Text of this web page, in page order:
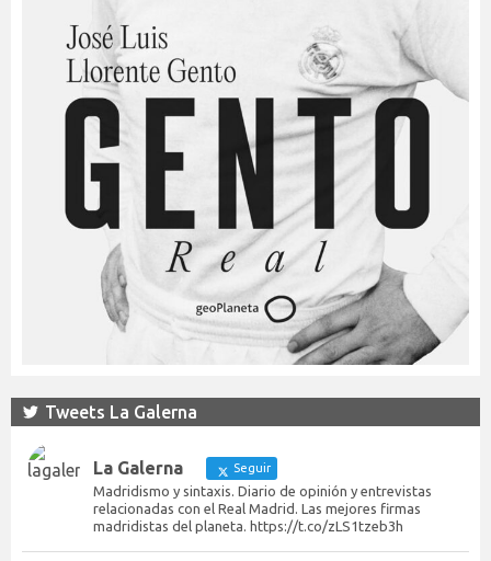
Tweets La Galerna
La Galerna Seguir
Madridismo y sintaxis. Diario de opinión y entrevistas
relacionadas con el Real Madrid. Las mejores firmas
madridistas del planeta. https://t.co/zLS1tzeb3h